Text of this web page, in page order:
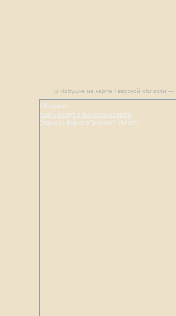
В Избушке на карте Тверской области —
В Избушке
Конный клуб в Тверской области
Отдых на ферме в Тверской области